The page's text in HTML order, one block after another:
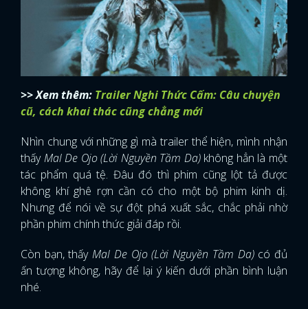
>> Xem thêm: Trailer Nghi Thức Cấm: Câu chuyện
cũ, cách khai thác cũng chẳng mới
Nhìn chung với những gì mà trailer thể hiện, mình nhận
thấyMal De Ojo (Lời Nguyền Tầm Da) không hẳn là một
tác phẩm quá tệ. Đâu đó thì phim cũng lột tả được
không khí ghê rợn cần có cho một bộ phim kinh dị.
Nhưng để nói về sự đột phá xuất sắc, chắc phải nhờ
phần phim chính thức giải đáp rồi.
Còn bạn, thấyMal De Ojo (Lời Nguyền Tầm Da) có đủ
ấn tượng không, hãy để lại ý kiến dưới phần bình luận
nhé.